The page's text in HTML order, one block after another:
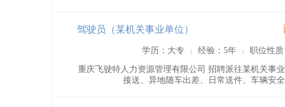
驾驶员（某机关事业单位）
学历：大专 | 经验：5年 | 职位性
重庆飞驶特人力资源管理有限公司 招聘派往某机关事
接送、异地随车出差、日常送件、车辆安